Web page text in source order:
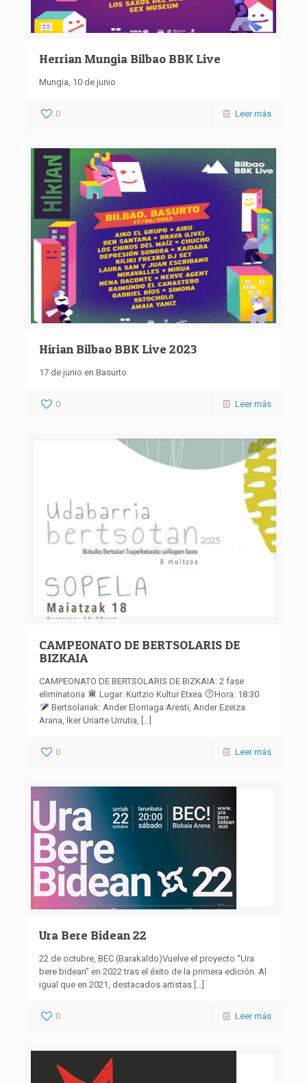
Herrian Mungia Bilbao BBK Live
Mungia, 10 de junio
0 Leer más
Hirian Bilbao BBK Live 2023
17 de junio en Basurto
0 Leer más
CAMPEONATO DE BERTSOLARIS DE
BIZKAIA
CAMPEONATO DE BERTSOLARIS DE BIZKAIA: 2 fase
eliminatoria
Lugar: Kurtzio Kultur Etxea
Hora: 18:30
Bertsolariak: Ander Elorriaga Aresti, Ander Ezeiza
Arana, Iker Uriarte Urrutia, […]
0 Leer más
Ura Bere Bidean 22
22 de octubre, BEC (Barakaldo)Vuelve el proyecto “Ura
bere bidean” en 2022 tras el éxito de la primera edición. Al
igual que en 2021, destacados artistas […]
0 Leer más